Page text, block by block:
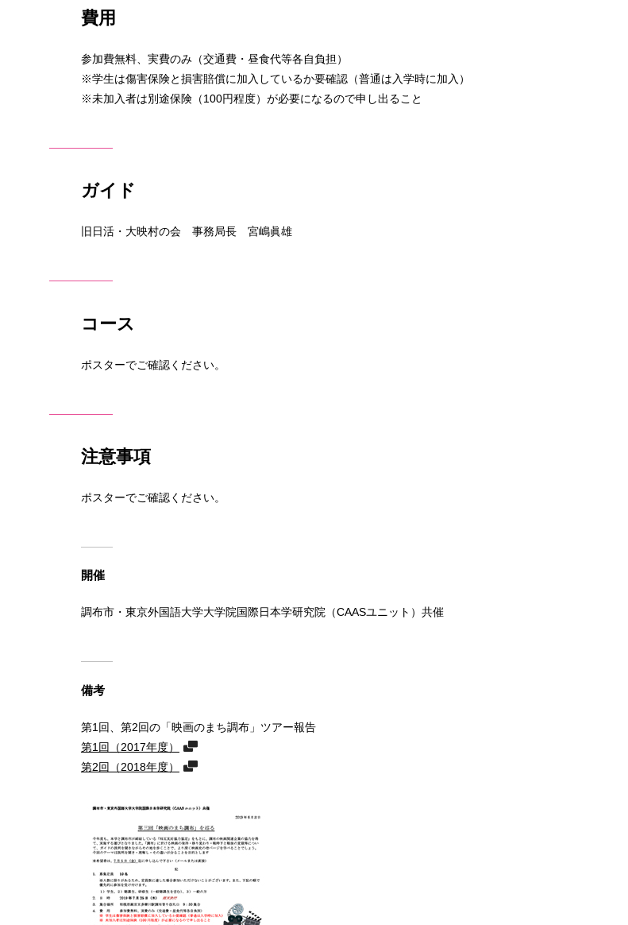
費用
参加費無料、実費のみ（交通費・昼食代等各自負担）
※学生は傷害保険と損害賠償に加入しているか要確認（普通は入学時に加入）
※未加入者は別途保険（100円程度）が必要になるので申し出ること
ガイド
旧日活・大映村の会 事務局長 宮嶋眞雄
コース
ポスターでご確認ください。
注意事項
ポスターでご確認ください。
開催
調布市・東京外国語大学大学院国際日本学研究院（CAASユニット）共催
備考
第1回、第2回の「映画のまち調布」ツアー報告
第1回（2017年度）
第2回（2018年度）